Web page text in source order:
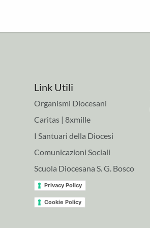
Link Utili
Organismi Diocesani
Caritas | 8xmille
I Santuari della Diocesi
Comunicazioni Sociali
Scuola Diocesana S. G. Bosco
Privacy Policy
Cookie Policy